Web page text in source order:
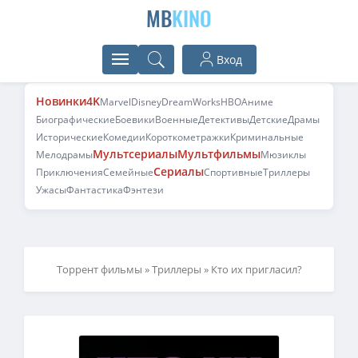
MBKINO
Вход
Новинки4KMarvelDisneyDreamWorksHBOАниме
БиографическиеБоевикиВоенныеДетективыДетскиеДрамы
ИсторическиеКомедииКороткометражкиКриминальные
МелодрамыМультсериалыМультфильмыМюзиклы
ПриключенияСемейныеСериалыСпортивныеТриллеры
УжасыФантастикаФэнтези
Торрент фильмы »Триллеры » Кто их пригласил?